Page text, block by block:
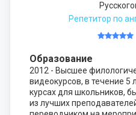
Репетитор по
Образование
2012 - Высшее
видеокурсов, в течение 5
курсах для школьников,
из лучших